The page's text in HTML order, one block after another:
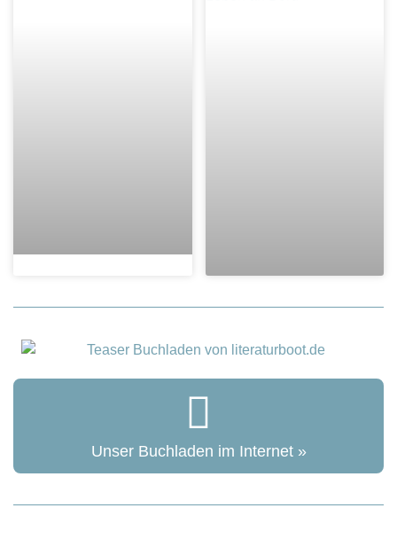
Unser Buchladen im Internet »